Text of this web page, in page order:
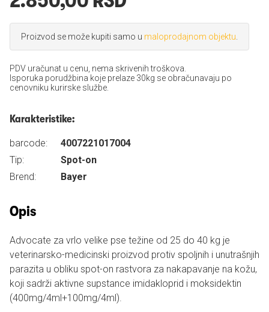
Proizvod se može kupiti samo u maloprodajnom objektu
PDV uračunat u cenu, nema skrivenih troškova.
Isporuka porudžbina koje prelaze 30kg se obračunavaju po
cenovniku kurirske službe.
Karakteristike:
barcode:
4007221017004
Tip:
Spot-on
Brend:
Bayer
Opis
Advocate za vrlo velike pse težine od 25 do 40 kg je
veterinarsko-medicinski proizvod protiv spoljnih i unutrašnjih
parazita u obliku spot-on rastvora za nakapavanje na kožu,
koji sadrži aktivne supstance imidakloprid i moksidektin
(400mg/4ml+100mg/4ml).